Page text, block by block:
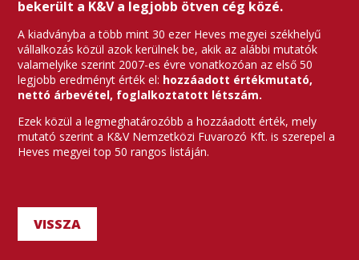
bekerült a K&V a legjobb ötven cég közé.
A kiadványba a több mint 30 ezer Heves megyei székhelyű
vállalkozás közül azok kerülnek be, akik az alábbi mutatók
valamelyike szerint 2007-es évre vonatkozóan az első 50
legjobb eredményt érték el: hozzáadott értékmutató,
nettó árbevétel, foglalkoztatott létszám.
Ezek közül a legmeghatározóbb a hozzáadott érték, mely
mutató szerint a K&V Nemzetközi Fuvarozó Kft. is szerepel a
Heves megyei top 50 rangos listáján.
VISSZA